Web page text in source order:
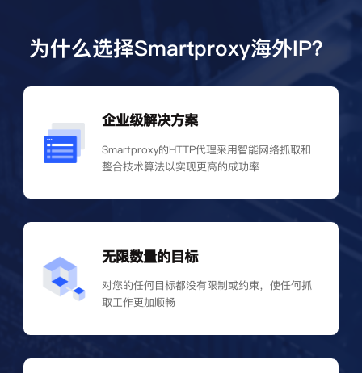
为什么选择Smartproxy海外IP？
企业级解决方案
Smartproxy的HTTP代理采用智能网络抓取和
整合技术算法以实现更高的成功率
无限数量的目标
对您的任何目标都没有限制或约束，使任何抓
取工作更加顺畅